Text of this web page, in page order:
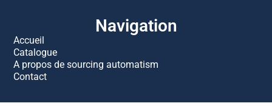
Navigation
Accueil
Catalogue
A propos de sourcing automatism
Contact